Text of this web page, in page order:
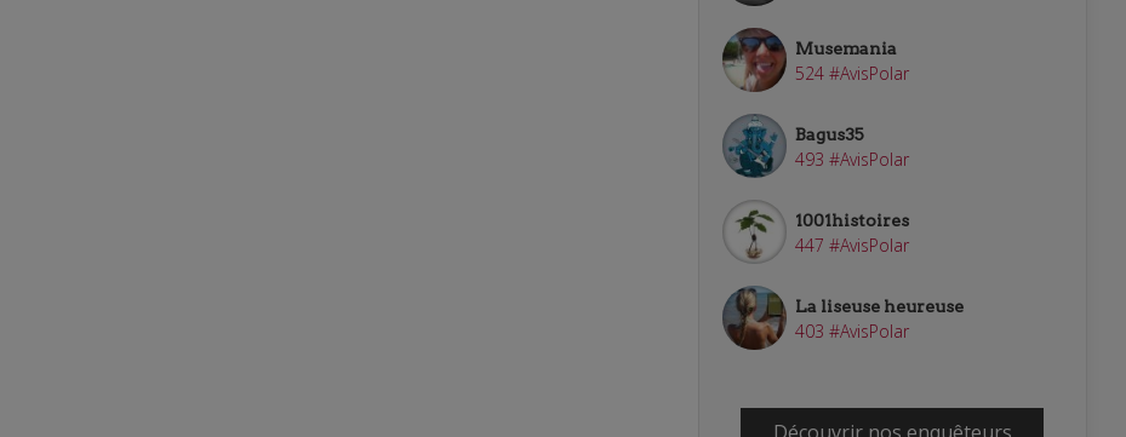
Musemania
524 #AvisPolar
Bagus35
493 #AvisPolar
1001histoires
447 #AvisPolar
La liseuse heureuse
403 #AvisPolar